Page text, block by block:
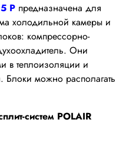
P предназначена для
холодильной камеры и
компрессорно-
Они
в теплоизоляции и
Блоки можно располагать
систем POLAIR